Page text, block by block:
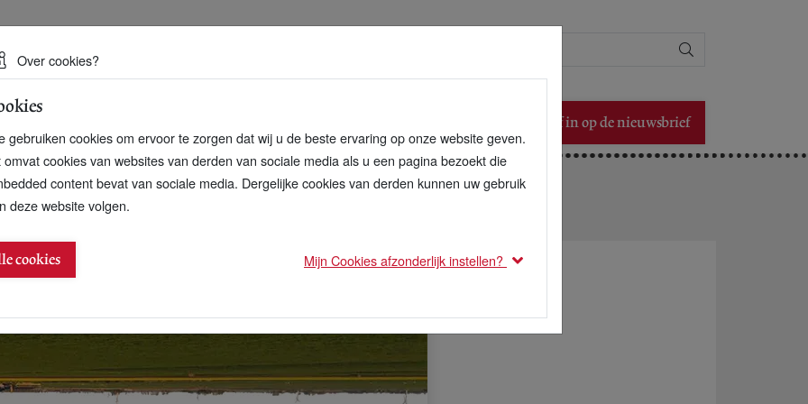
duurzame toekomst
Schrijf in op de nieuwsbrief
op z’n kop
Over cookies?
gebruiken cookies om ervoor te zorgen dat wij u de beste ervaring op onze website geven.
omvat cookies van websites van derden van sociale media als u een pagina bezoekt die
content bevat van sociale media. Dergelijke cookies van derden kunnen uw gebruik
deze website volgen.
cookies Mijn Cookies afzonderlijk instellen?